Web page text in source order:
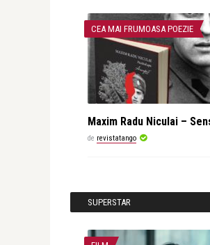
CEA MAI FRUMOASA POEZIE
Maxim Radu Niculai –
de revistatango
SUPERSTAR